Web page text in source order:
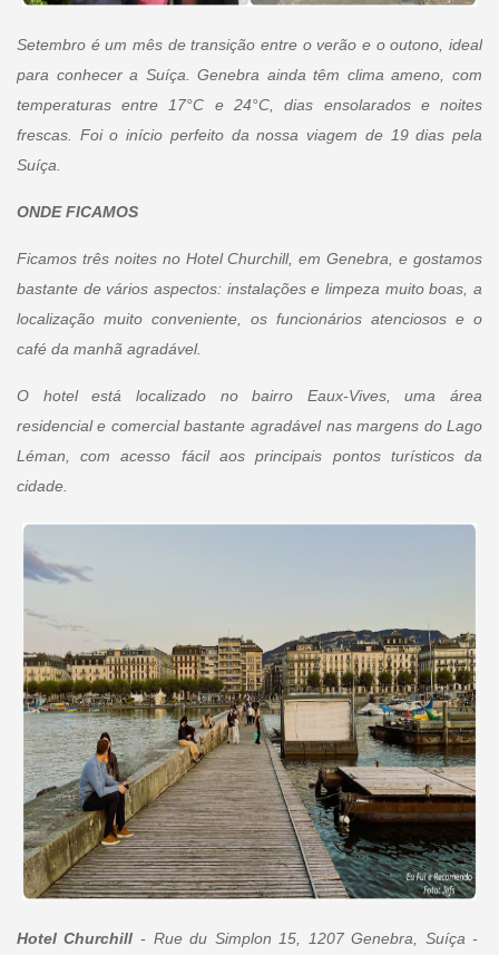
Setembro é um mês de transição entre o verão e o outono, ideal
para conhecer a Suíça. Genebra ainda têm clima ameno, com
temperaturas entre 17°C e 24°C, dias ensolarados e noites
frescas. Foi o início perfeito da nossa viagem de 19 dias pela
Suíça.
ONDE FICAMOS
Ficamos três noites no Hotel Churchill, em Genebra, e gostamos
bastante de vários aspectos: instalações e limpeza muito boas, a
localização muito conveniente, os funcionários atenciosos e o
café da manhã agradável.
O hotel está localizado no bairro Eaux-Vives, uma área
residencial e comercial bastante agradável nas margens do Lago
Léman, com acesso fácil aos principais pontos turísticos da
cidade.
Hotel Churchill - Rue du Simplon 15, 1207 Genebra, Suíça -